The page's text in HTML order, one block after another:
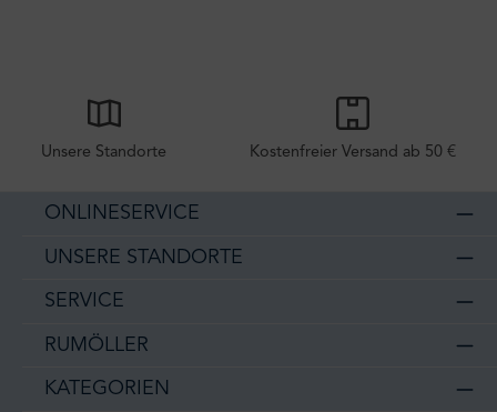
Unsere Standorte Kostenfreier Versand ab 50 €
ONLINESERVICE
UNSERE STANDORTE
SERVICE
RUMÖLLER
KATEGORIEN